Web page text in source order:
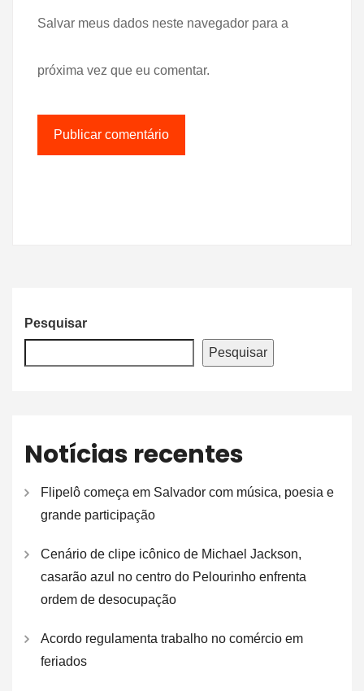
Salvar meus dados neste navegador para a
próxima vez que eu comentar.
Pesquisar
Pesquisar
Notícias recentes
Flipelô começa em Salvador com música, poesia e
grande participação
Cenário de clipe icônico de Michael Jackson,
casarão azul no centro do Pelourinho enfrenta
ordem de desocupação
Acordo regulamenta trabalho no comércio em
feriados